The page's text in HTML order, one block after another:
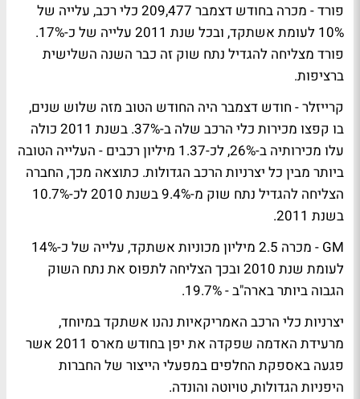
פורד - מכרה בחודש דצמבר 209,477 כלי רכב, עלייה של
10% לעומת אשתקד, ובכל שנת 2011 עלייה של כ-17%.
פורד מצליחה להגדיל נתח שוק זה כבר השנה השלישית
ברציפות.
קרייזלר - חודש דצמבר היה החודש הטוב מזה שלוש שנים,
בו קפצו מכירות כלי הרכב שלה ב-37%. בשנת 2011 כולה
עלו מכירותיה ב-26%, לכ-1.37 מיליון רכבים - העלייה הטובה
ביותר מבין כל יצרניות הרכב הגדולות. כתוצאה מכך, החברה
הצליחה להגדיל נתח שוק מ-9.4% בשנת 2010 לכ-10.7%
בשנת 2011.
GM - מכרה 2.5 מיליון מכוניות אשתקד, עלייה של כ-14%
לעומת שנת 2010 ובכך הצליחה לתפוס את נתח השוק
הגבוה ביותר בארה"ב - 19.7%.
יצרניות כלי הרכב האמריקאיות נהנו אשתקד במיוחד,
מרעידת האדמה שפקדה את יפן בחודש מארס 2011 אשר
פגעה באספקת החלפים במפעלי הייצור של החברות
היפניות הגדולות, טויוטה והונדה.